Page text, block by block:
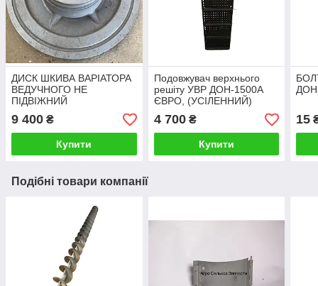
ДИСК ШКИВА ВАРІАТОРА
ВЕДУЧНОГО НЕ
ПІДВІЖНИЙ
РСМ-10.01.15.102Г
ДОН-1500, АКРОС,
ВЕКТОР
9 400 ₴
Купити
Подовжувач верхнього
решіту УВР ДОН-1500А
ЄВРО, (УСІЛЕННИЙ)
Оцинковка
РСМ-10.01.06.050Б
4 700₴
Купити
15
Подібні товари компанії